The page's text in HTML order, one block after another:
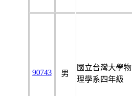
90743 男
國立台灣大學物
理學系四年級